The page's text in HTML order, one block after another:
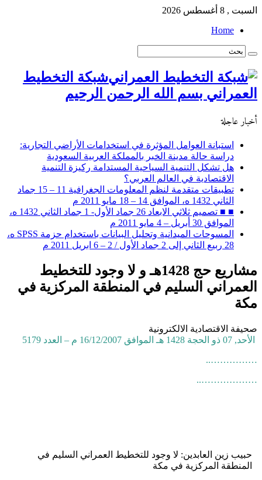
السبت , 8 أغسطس 2026
Home
شبكة التخطيط
العمراني بسم الله الرحمن الرحيم
أخبار عاجلة
استبانة العوامل المؤثرة في استخدامات الأراضي التجارية:
دراسة حالة مدينة الخبر بالمملكة العربية السعودية
هل تشكل التنمية السياحية المستدامة ركيزة التنمية
الاقتصادية في العالم العربي؟
تطبيقات متقدمة لنظم المعلومات الجغرافية 11 – 15 جماد
الثاني 1432 ه، الموافق 14 – 18 مايو 2011 م
■ ■ تصميم ثلاثي الابعاد 26 جماد الأول- 1 جماد الثاني 1432 ه،
الموافق 30 أبريل – 4 مايو 2011 م
المسوحات الميدانية وتحليل البيانات باستخدام حزمة SPSS ه،
28 ربيع الثاني إلى 2 جماد الأول / 2 – 6 ابريل 2011 م
مشاريع حج 1428هـ و لا وجود للتخطيط
العمراني السليم في المنطقة المركزية في
مكة
صحيفة الاقتصادية الالكترونية
الأحد, 07 ذو الحجة 1428 هـ الموافق 16/12/2007 م – العدد 5179
……………..
………………..
حبيب زين العابدين: لا وجود للتخطيط العمراني السليم في
المنطقة المركزية في مكة